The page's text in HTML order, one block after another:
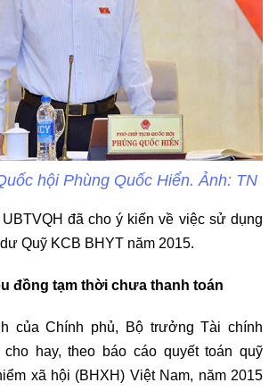
hội Phùng Quốc Hiển. Ảnh: TN
đã cho ý kiến về việc sử dụng
Quỹ KCB BHYT năm 2015.
đồng tạm thời chưa thanh toán
của Chính phủ, Bộ trưởng Tài chính
hay, theo báo cáo quyết toán quỹ
xã hội (BHXH) Việt Nam, năm 2015